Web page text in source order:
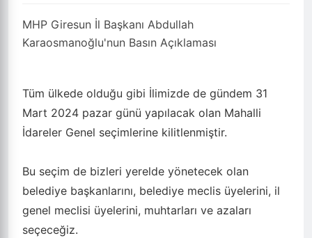
MHP Giresun İl Başkanı Abdullah
Karaosmanoğlu'nun Basın Açıklaması
Tüm ülkede olduğu gibi İlimizde de gündem 31
Mart 2024 pazar günü yapılacak olan Mahalli
İdareler Genel seçimlerine kilitlenmiştir.
Bu seçim de bizleri yerelde yönetecek olan
belediye başkanlarını, belediye meclis üyelerini, il
genel meclisi üyelerini, muhtarları ve azaları
seçeceğiz.